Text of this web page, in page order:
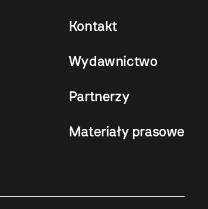
Kontakt
Wydawnictwo
Partnerzy
Materiały prasowe